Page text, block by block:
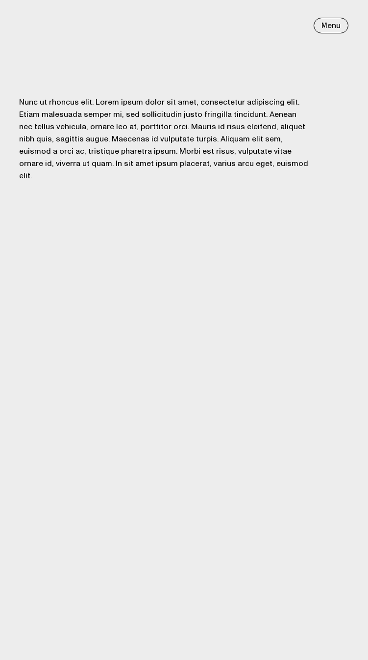
Menu
Nunc ut rhoncus elit. Lorem ipsum dolor sit amet, consectetur adipiscing elit.
Etiam malesuada semper mi, sed sollicitudin justo fringilla tincidunt. Aenean
nec tellus vehicula, ornare leo at, porttitor orci. Mauris id risus eleifend, aliquet
nibh quis, sagittis augue. Maecenas id vulputate turpis. Aliquam elit sem,
euismod a orci ac, tristique pharetra ipsum. Morbi est risus, vulputate vitae
ornare id, viverra ut quam. In sit amet ipsum placerat, varius arcu eget, euismod
elit.